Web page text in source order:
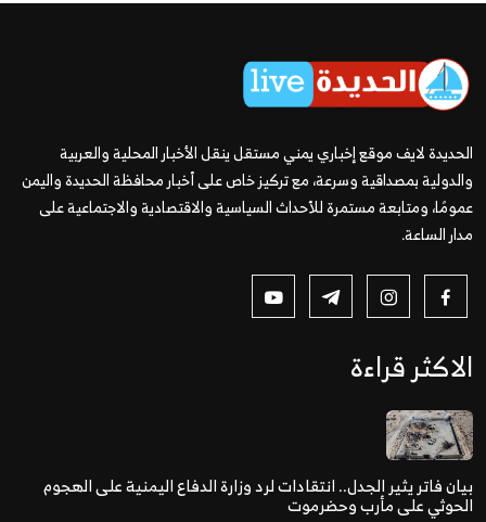
الحديدة لايف موقع إخباري يمني مستقل ينقل الأخبار المحلية والعربية
والدولية بمصداقية وسرعة، مع تركيز خاص على أخبار محافظة الحديدة واليمن
عمومًا، ومتابعة مستمرة للأحداث السياسية والاقتصادية والاجتماعية على
مدار الساعة.
الاكثر قراءة
بيان فاتر يثير الجدل.. انتقادات لرد وزارة الدفاع اليمنية على الهجوم
الحوثي على مأرب وحضرموت